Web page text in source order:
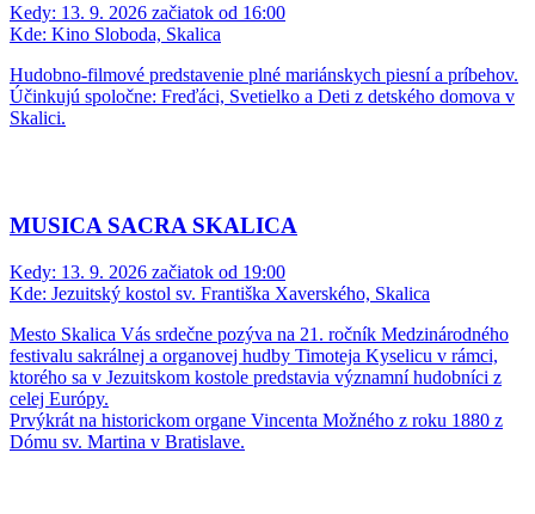
Kedy: 13. 9. 2026 začiatok od 16:00
Kde: Kino Sloboda, Skalica
Hudobno-filmové predstavenie plné mariánskych piesní a príbehov.
Účinkujú spoločne: Freďáci, Svetielko a Deti z detského domova v
Skalici.
MUSICA SACRA SKALICA
Kedy: 13. 9. 2026 začiatok od 19:00
Kde: Jezuitský kostol sv. Františka Xaverského, Skalica
Mesto Skalica Vás srdečne pozýva na 21. ročník Medzinárodného
festivalu sakrálnej a organovej hudby Timoteja Kyselicu v rámci,
ktorého sa v Jezuitskom kostole predstavia významní hudobníci z
celej Európy.
Prvýkrát na historickom organe Vincenta Možného z roku 1880 z
Dómu sv. Martina v Bratislave.